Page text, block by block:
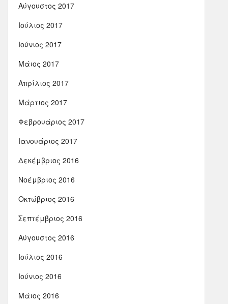
Αύγουστος 2017
Ιούλιος 2017
Ιούνιος 2017
Μάιος 2017
Απρίλιος 2017
Μάρτιος 2017
Φεβρουάριος 2017
Ιανουάριος 2017
Δεκέμβριος 2016
Νοέμβριος 2016
Οκτώβριος 2016
Σεπτέμβριος 2016
Αύγουστος 2016
Ιούλιος 2016
Ιούνιος 2016
Μάιος 2016